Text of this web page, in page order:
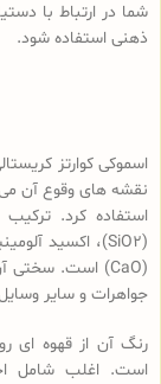
شما در ارتباط با
ذهنی استفاده شود.
اسموکی کوارتز
نقشه های وقوع آن می
استفاده کرد.
جواهرات و سایر
رنگ آن از قهوه ای
است. اغلب شامل